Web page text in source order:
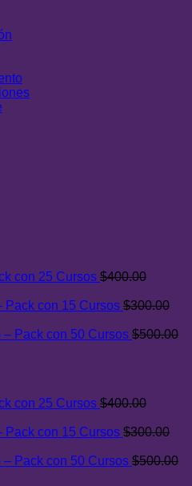
con 25 Cursos $400.00
Pack con 15 Cursos $300.00
Pack con 50 Cursos $500.00
con 25 Cursos $400.00
Pack con 15 Cursos $300.00
Pack con 50 Cursos $500.00